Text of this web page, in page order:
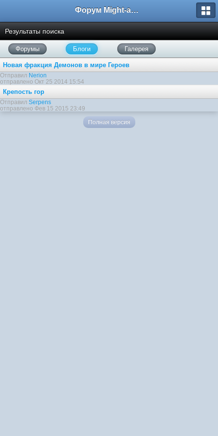
Форум Might-and-Magic.ru
Результаты поиска
Форумы Блоги Галерея
Новая фракция Демонов в мире Героев
Отправил Nerion
отправлено Окт 25 2014 15:54
Крепость гор
Отправил Serpens
отправлено Фев 15 2015 23:49
Полная версия